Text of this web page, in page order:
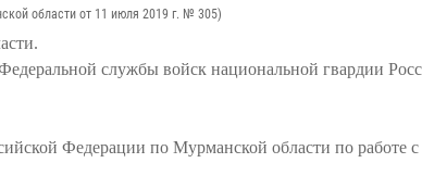
области от 11 июля 2019 г. № 305)
службы войск национальной гвардии
Федерации по Мурманской области по работе